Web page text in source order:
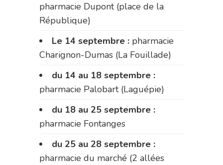
pharmacie Dupont (place de la
République)
Le 14 septembre : pharmacie
Charignon-Dumas (La Fouillade)
du 14 au 18 septembre :
pharmacie Palobart (Laguépie)
du 18 au 25 septembre :
pharmacie Fontanges
du 25 au 28 septembre :
pharmacie du marché (2 allées